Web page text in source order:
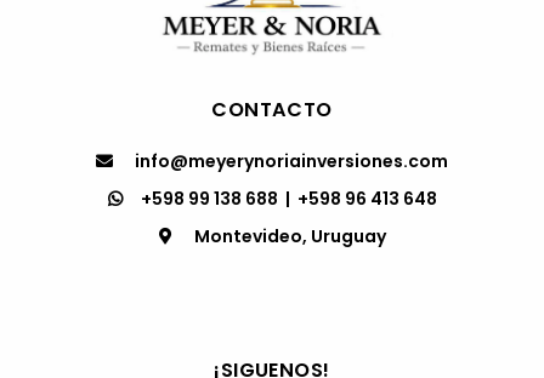
CONTACTO
info@meyerynoriainversiones.com
+598 99 138 688 | +598 96 413 648
Montevideo, Uruguay
¡SIGUENOS!